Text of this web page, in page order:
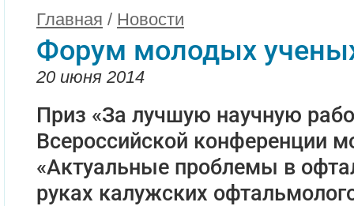
Главная / Новости
Форум молодых
20 июня 2014
Приз «За лучшую научную
Всероссийской конференции
«Актуальные проблемы в
руках калужских